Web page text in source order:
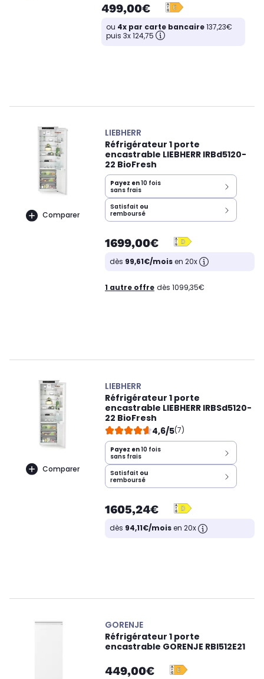
499,00€
ou 4x par carte bancaire137,23€
puis 3x 124,75
Comparer
LIEBHERR
Réfrigérateur 1 porte
encastrable LIEBHERR IRBd5120-
22 BioFresh
Payez en10 fois
sans frais
Satisfait ou
remboursé
1699,00€
dès 99,61€/moisen 20x
1 autre offre dès 1099,35€
Comparer
LIEBHERR
Réfrigérateur 1 porte
encastrable LIEBHERR IRBSd5120-
22 BioFresh
4,6/5(7)
Payez en10 fois
sans frais
Satisfait ou
remboursé
1605,24€
dès 94,11€/moisen 20x
GORENJE
Réfrigérateur 1 porte
encastrable GORENJE RBI512E21
449,00€